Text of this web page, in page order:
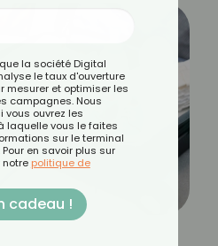
la société Digital
le taux d'ouverture
mesurer et optimiser les
campagnes. Nous
vous ouvrez les
laquelle vous le faites
sur le terminal
en savoir plus sur
notre politique de
cadeau !